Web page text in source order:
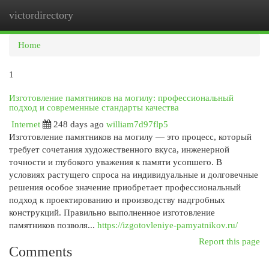
victordirectory
Home
1
Изготовление памятников на могилу: профессиональный
подход и современные стандарты качества
Internet
248 days ago william7d97flp5
Изготовление памятников на могилу — это процесс, который
требует сочетания художественного вкуса, инженерной
точности и глубокого уважения к памяти усопшего. В
условиях растущего спроса на индивидуальные и долговечные
решения особое значение приобретает профессиональный
подход к проектированию и производству надгробных
конструкций. Правильно выполненное изготовление
памятников позволя... https://izgotovleniye-pamyatnikov.ru/
Report this page
Comments